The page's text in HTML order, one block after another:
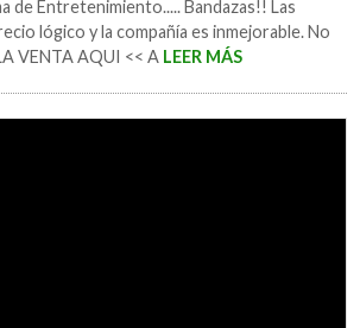
de Entretenimiento..... Bandazas!! Las
lógico y la compañía es inmejorable. No
VENTA AQUI << A LEER MÁS